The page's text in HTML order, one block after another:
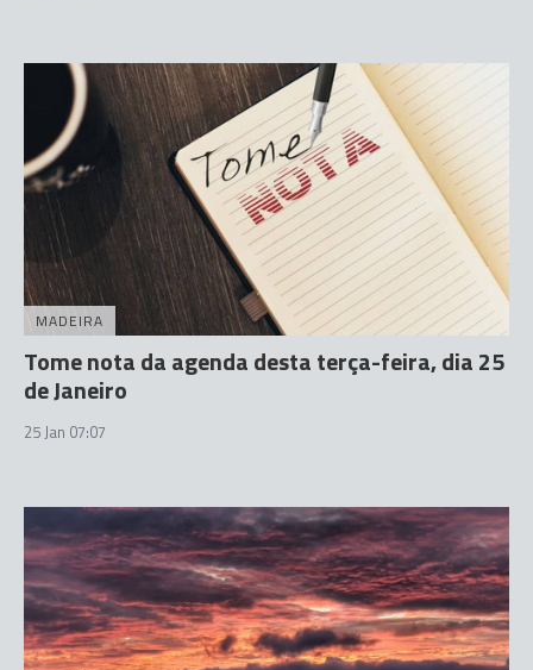
MADEIRA
Tome nota da agenda desta terça-feira, dia 25
de Janeiro
25 Jan 07:07